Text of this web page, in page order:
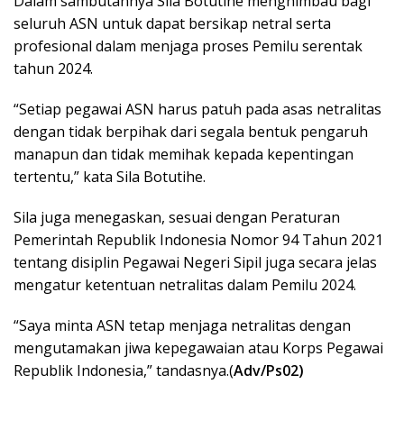
seluruh ASN untuk dapat bersikap netral serta
profesional dalam menjaga proses Pemilu serentak
tahun 2024.
“Setiap pegawai ASN harus patuh pada asas netralitas
dengan tidak berpihak dari segala bentuk pengaruh
manapun dan tidak memihak kepada kepentingan
tertentu,” kata Sila Botutihe.
Sila juga menegaskan, sesuai dengan Peraturan
Pemerintah Republik Indonesia Nomor 94 Tahun 2021
tentang disiplin Pegawai Negeri Sipil juga secara jelas
mengatur ketentuan netralitas dalam Pemilu 2024.
“Saya minta ASN tetap menjaga netralitas dengan
mengutamakan jiwa kepegawaian atau Korps Pegawai
Republik Indonesia,” tandasnya.(Adv/Ps02)